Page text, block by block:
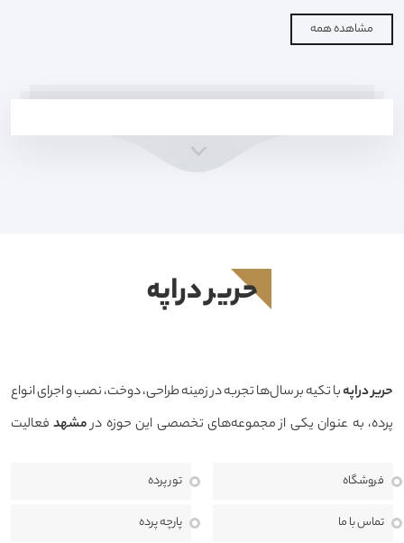
مشاهده همه
فروشگاه
تماس با ما
تور پرده
پارچه پرده
حرير دراپه
حرير دراپهبا تکیه بر سال‌ها تجربه در زمینه طراحی، دوخت، نصب و اجرای انواع
پرده، به عنوان یکی از مجموعه‌های تخصصی این حوزه درمشهد فعالیت
منزل، محل کار یا پروژه‌های تجاری برای مشتریان خود خلق کنیم.